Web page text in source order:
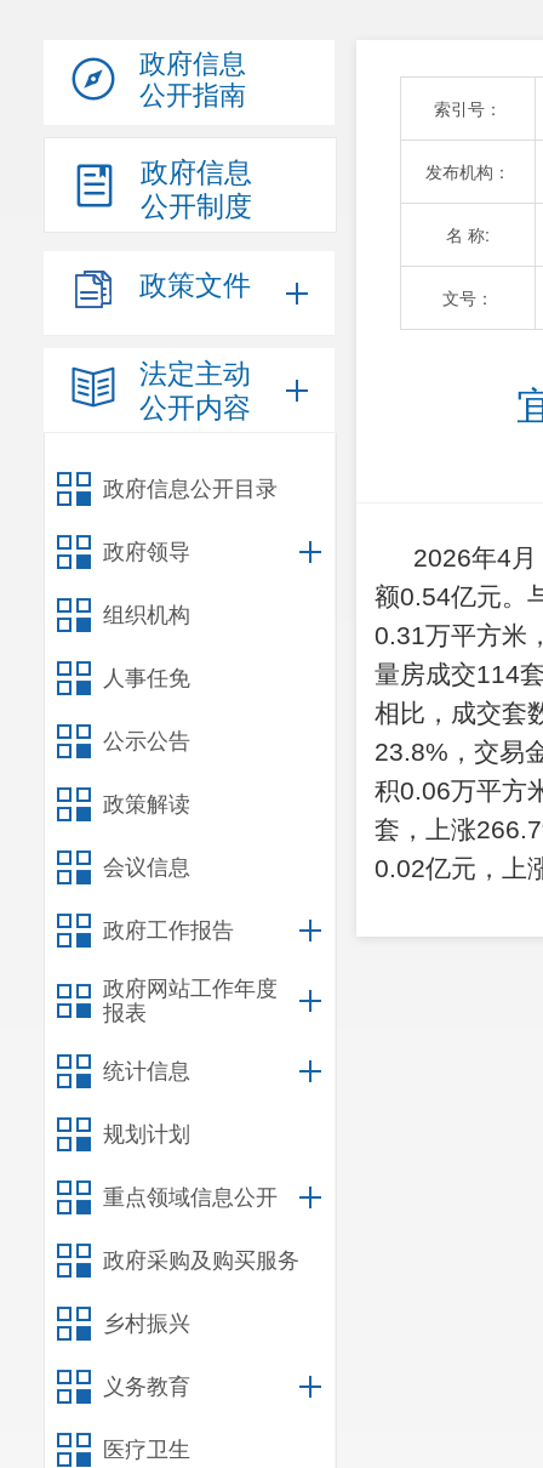
政府信息
公开指南
政府信息
公开制度
政策文件
法定主动
公开内容
政府信息公开目录
政府领导
组织机构
人事任免
公示公告
政策解读
会议信息
政府工作报告
政府网站工作年度
报表
统计信息
规划计划
重点领域信息公开
政府采购及购买服务
乡村振兴
义务教育
医疗卫生
索引号：
发布机构：
名 称:
文号：
2026年4月
额0.54亿元。
0.31万平方米
量房成交114
相比，成交套
23.8% ，交易
积0.06万平方
套，上涨
0.02亿元，上